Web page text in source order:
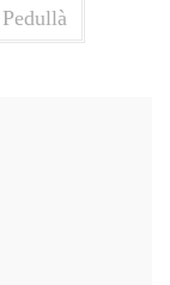
Pedullà